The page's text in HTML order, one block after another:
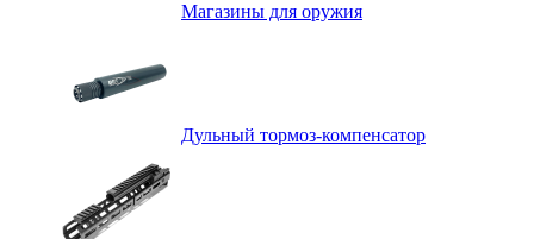
Магазины для оружия
Дульный тормоз-компенсатор